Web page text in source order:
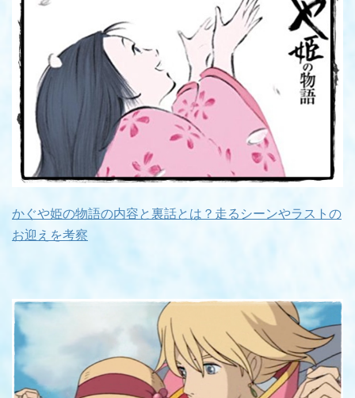
かぐや姫の物語の内容と裏話とは？走るシーンやラストの
お迎えを考察